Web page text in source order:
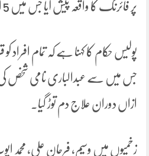
پر فائرنگ کا واقعہ پیش آیا جس میں 5 افراد زخمی ہوگئے۔
پولیس حکام کا کہنا ہے کہ تمام افراد کو
جس میں سے عبدالباری نامی شخص کی
ازاں دوران علاج دم توڑ گیا۔
زخمیوں میں وسیم، فرحان علی، محمد